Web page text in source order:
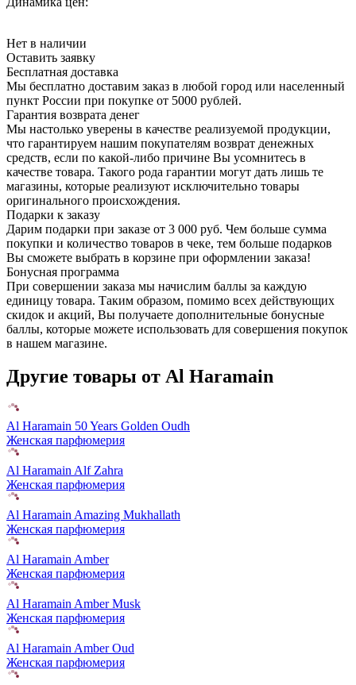
Нет в наличии
Оставить заявку
Бесплатная доставка
Мы бесплатно доставим заказ в любой город или населенный
пункт России при покупке от 5000 рублей.
Гарантия возврата денег
Мы настолько уверены в качестве реализуемой продукции,
что гарантируем нашим покупателям возврат денежных
средств, если по какой-либо причине Вы усомнитесь в
качестве товара. Такого рода гарантии могут дать лишь те
магазины, которые реализуют исключительно товары
оригинального происхождения.
Подарки к заказу
Дарим подарки при заказе от 3 000 руб. Чем больше сумма
покупки и количество товаров в чеке, тем больше подарков
Вы сможете выбрать в корзине при оформлении заказа!
Бонусная программа
При совершении заказа мы начислим баллы за каждую
единицу товара. Таким образом, помимо всех действующих
скидок и акций, Вы получаете дополнительные бонусные
баллы, которые можете использовать для совершения покупок
в нашем магазине.
Другие товары от Al Haramain
Al Haramain 50 Years Golden Oudh
Женская парфюмерия
Al Haramain Alf Zahra
Женская парфюмерия
Al Haramain Amazing Mukhallath
Женская парфюмерия
Al Haramain Amber
Женская парфюмерия
Al Haramain Amber Musk
Женская парфюмерия
Al Haramain Amber Oud
Женская парфюмерия